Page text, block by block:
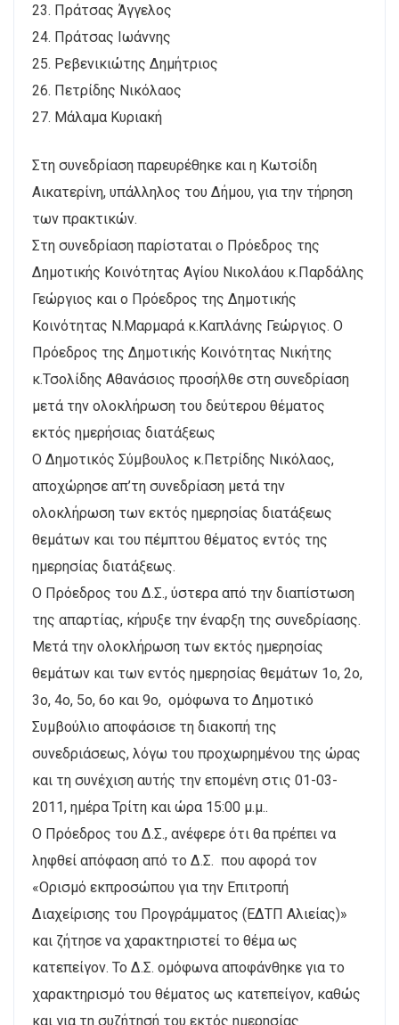
23. Πράτσας Άγγελος
24. Πράτσας Ιωάννης
25. Ρεβενικιώτης Δημήτριος
26. Πετρίδης Νικόλαος
27. Μάλαμα Κυριακή
Στη συνεδρίαση παρευρέθηκε και η Κωτσίδη
Αικατερίνη, υπάλληλος του Δήμου, για την τήρηση
των πρακτικών.
Στη συνεδρίαση παρίσταται ο Πρόεδρος της
Δημοτικής Κοινότητας Αγίου Νικολάου κ.Παρδάλης
Γεώργιος και ο Πρόεδρος της Δημοτικής
Κοινότητας Ν.Μαρμαρά κ.Καπλάνης Γεώργιος. Ο
Πρόεδρος της Δημοτικής Κοινότητας Νικήτης
κ.Τσολίδης Αθανάσιος προσήλθε στη συνεδρίαση
μετά την ολοκλήρωση του δεύτερου θέματος
εκτός ημερήσιας διατάξεως
Ο Δημοτικός Σύμβουλος κ.Πετρίδης Νικόλαος,
αποχώρησε απ’τη συνεδρίαση μετά την
ολοκλήρωση των εκτός ημερησίας διατάξεως
θεμάτων και του πέμπτου θέματος εντός της
ημερησίας διατάξεως.
Ο Πρόεδρος του Δ.Σ., ύστερα από την διαπίστωση
της απαρτίας, κήρυξε την έναρξη της συνεδρίασης.
Μετά την ολοκλήρωση των εκτός ημερησίας
θεμάτων και των εντός ημερησίας θεμάτων 1ο, 2ο,
3ο, 4ο, 5ο, 6ο και 9ο, ομόφωνα το Δημοτικό
Συμβούλιο αποφάσισε τη διακοπή της
συνεδριάσεως, λόγω του προχωρημένου της ώρας
και τη συνέχιση αυτής την επομένη στις 01-03-
2011, ημέρα Τρίτη και ώρα 15:00 μ.μ..
Ο Πρόεδρος του Δ.Σ., ανέφερε ότι θα πρέπει να
ληφθεί απόφαση από το Δ.Σ. που αφορά τον
«Ορισμό εκπροσώπου για την Επιτροπή
Διαχείρισης του Προγράμματος (ΕΔΤΠ Αλιείας)»
και ζήτησε να χαρακτηριστεί το θέμα ως
κατεπείγον. Το Δ.Σ. ομόφωνα αποφάνθηκε για το
χαρακτηρισμό του θέματος ως κατεπείγον, καθώς
και για τη συζήτησή του εκτός ημερησίας